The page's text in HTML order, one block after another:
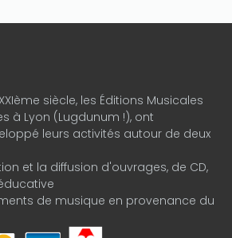
siècle, les Éditions Musicales
à Lyon (Lugdunum !), ont
leurs activités autour de deux
et la diffusion d'ouvrages, de CD,
de musique en provenance du